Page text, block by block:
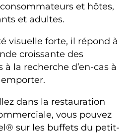
et hôtes,
et adultes.
visuelle forte, il répond à
croissante des
la recherche d’en-cas à
emporter.
dans la restauration
vous pouvez
sur les buffets du petit-